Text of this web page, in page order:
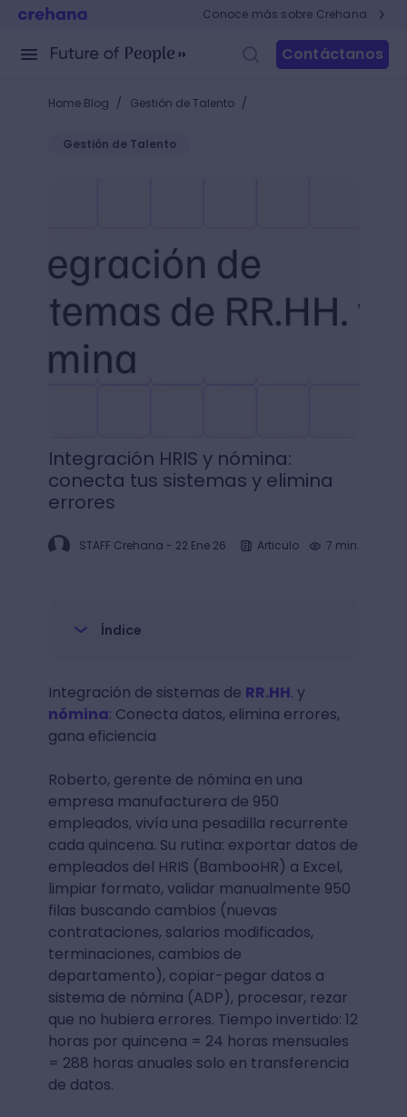
Conoce más sobre Crehana
Contáctanos
Home Blog / Gestión de Talento /
Gestión de Talento
Integración HRIS y nómina:
conecta tus sistemas y elimina
errores
STAFF Crehana - 22 Ene 26 Articulo 7 min.
Índice
Integración de sistemas de RR.HH. y
nómina: Conecta datos, elimina errores,
gana eficiencia
Roberto, gerente de nómina en una
empresa manufacturera de 950
empleados, vivía una pesadilla recurrente
cada quincena. Su rutina: exportar datos de
empleados del HRIS (BambooHR) a Excel,
limpiar formato, validar manualmente 950
filas buscando cambios (nuevas
contrataciones, salarios modificados,
terminaciones, cambios de
departamento), copiar-pegar datos a
sistema de nómina (ADP), procesar, rezar
que no hubiera errores. Tiempo invertido: 12
horas por quincena = 24 horas mensuales
= 288 horas anuales solo en transferencia
de datos.